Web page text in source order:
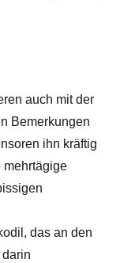
auch mit der
Bemerkungen
ihn kräftig
mehrtägige
das an den